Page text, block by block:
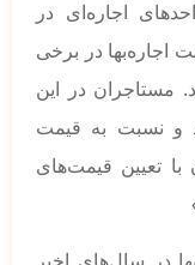
اجاره‌ای در
اجاره‌بها در برخی
می‌کند. مستاجران در این
و نسبت به قیمت
تعیین قیمت‌های
در سال‌های اخیر